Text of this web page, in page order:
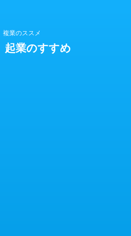
複業のススメ
起業のすすめ